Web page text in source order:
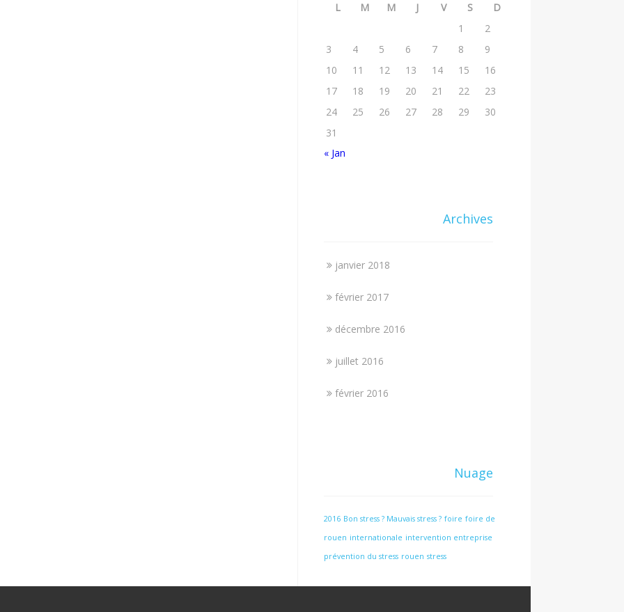
L M M J V S
D
1
2
3
4 5 6 7 8
9
10
11 12 13 14 15
16
17
18 19 20 21 22
23
24
25 26 27 28 29
30
31
« Jan
Archives
janvier 2018
février 2017
décembre 2016
juillet 2016
février 2016
Nuage
2016 Bon stress ? Mauvais stress ? foire foire de
rouen internationale intervention entreprise
prévention du stress rouen stress